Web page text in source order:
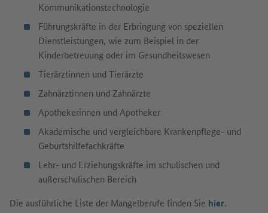
Kommunikationstechnologie
Führungskräfte in der Erbringung von speziellen
Dienstleistungen, wie zum Beispiel in der
Kinderbetreuung oder im Gesundheitswesen
Tierärztinnen und Tierärzte
Zahnärztinnen und Zahnärzte
Apothekerinnen und Apotheker
Akademische und vergleichbare Krankenpflege- und
Geburtshilfefachkräfte
Lehr- und Erziehungskräfte im schulischen und
außerschulischen Bereich
Die ausführliche Liste der Mangelberufe finden Sie hier.